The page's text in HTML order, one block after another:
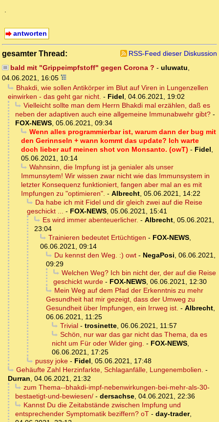
.
antworten
gesamter Thread:
RSS-Feed dieser Diskussion
bald mit "Grippeimpfstoff" gegen Corona ? - uluwatu,
04.06.2021, 16:05
Bhakdi, wie sollen Antikörper im Blut auf Viren in Lungenzellen
einwirken - das geht gar nicht. - Fidel, 04.06.2021, 19:02
Vielleicht sollte man dem Herrn Bhakdi mal erzählen, daß es
neben der adaptiven auch eine allgemeine Immunabwehr gibt? -
FOX-NEWS, 05.06.2021, 09:34
Wenn alles programmierbar ist, warum dann der bug mit
den Gerinnseln + wann kommt das update? Ich warte
doch lieber auf meinen shot von Monsanto. (owT) - Fidel,
05.06.2021, 10:14
Wahnsinn, die Impfung ist ja genialer als unser
Immunsytem! Wir wissen zwar nicht wie das Immunsystem in
letzter Konsequenz funktioniert, fangen aber mal an es mit
Impfungen zu "optimieren". - Albrecht, 05.06.2021, 14:22
Da habe ich mit Fidel und dir gleich zwei auf die Reise
geschickt ... - FOX-NEWS, 05.06.2021, 15:41
Es wird immer abenteuerlicher. - Albrecht, 05.06.2021,
23:04
Trainieren bedeutet Ertüchtigen - FOX-NEWS,
06.06.2021, 09:14
Du kennst den Weg. :) owt- NegaPosi, 06.06.2021,
09:29
Welchen Weg? Ich bin nicht der, der auf die Reise
geschickt wurde - FOX-NEWS, 06.06.2021, 12:30
Mein Weg auf dem Pfad der Erkenntnis zu mehr
Gesundheit hat mir gezeigt, dass der Umweg zu
Gesundheit über Impfungen, ein Irrweg ist. - Albrecht,
06.06.2021, 11:25
Trivial- trosinette, 06.06.2021, 11:57
Schön, nur war das gar nicht das Thema, da es
nicht um Für oder Wider ging. - FOX-NEWS,
06.06.2021, 17:25
pussy joke- Fidel, 05.06.2021, 17:48
Gehäufte Zahl Herzinfarkte, Schlaganfälle, Lungenembolien. -
Durran, 04.06.2021, 21:32
zum Thema--bhakdi-impf-nebenwirkungen-bei-mehr-als-30-
bestaetigt-und-bewiesen/ - dersachse, 04.06.2021, 22:36
Kannst Du die Zeitabstände zwischen Impfung und
entsprechender Symptomatik beziffern? oT - day-trader,